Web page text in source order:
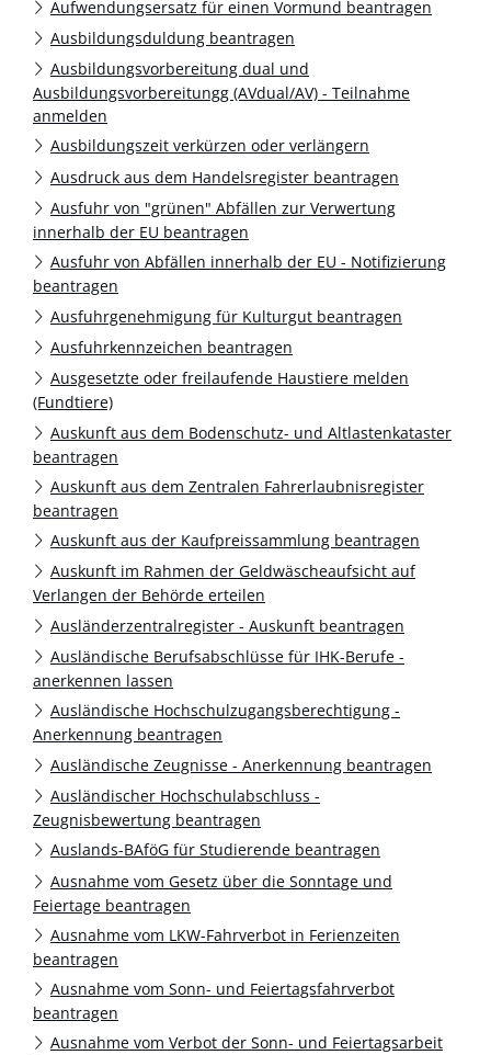
Aufwendungsersatz für einen Vormund beantragen
Ausbildungsduldung beantragen
Ausbildungsvorbereitung dual und
Ausbildungsvorbereitungg (AVdual/AV) - Teilnahme
anmelden
Ausbildungszeit verkürzen oder verlängern
Ausdruck aus dem Handelsregister beantragen
Ausfuhr von "grünen" Abfällen zur Verwertung
innerhalb der EU beantragen
Ausfuhr von Abfällen innerhalb der EU - Notifizierung
beantragen
Ausfuhrgenehmigung für Kulturgut beantragen
Ausfuhrkennzeichen beantragen
Ausgesetzte oder freilaufende Haustiere melden
(Fundtiere)
Auskunft aus dem Bodenschutz- und Altlastenkataster
beantragen
Auskunft aus dem Zentralen Fahrerlaubnisregister
beantragen
Auskunft aus der Kaufpreissammlung beantragen
Auskunft im Rahmen der Geldwäscheaufsicht auf
Verlangen der Behörde erteilen
Ausländerzentralregister - Auskunft beantragen
Ausländische Berufsabschlüsse für IHK-Berufe -
anerkennen lassen
Ausländische Hochschulzugangsberechtigung -
Anerkennung beantragen
Ausländische Zeugnisse - Anerkennung beantragen
Ausländischer Hochschulabschluss -
Zeugnisbewertung beantragen
Auslands-BAföG für Studierende beantragen
Ausnahme vom Gesetz über die Sonntage und
Feiertage beantragen
Ausnahme vom LKW-Fahrverbot in Ferienzeiten
beantragen
Ausnahme vom Sonn- und Feiertagsfahrverbot
beantragen
Ausnahme vom Verbot der Sonn- und Feiertagsarbeit